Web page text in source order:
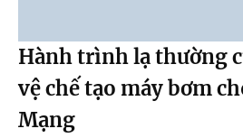
Hành trình lạ thường
vệ chế tạo máy bơm
Mạng